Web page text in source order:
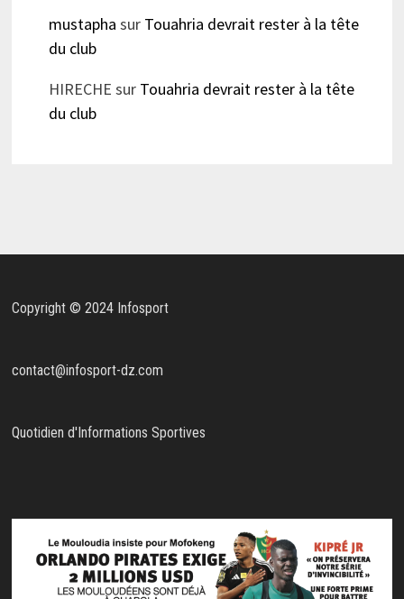
mustapha sur Touahria devrait rester à la tête
du club
HIRECHE sur Touahria devrait rester à la tête
du club
Copyright © 2024 Infosport
contact@infosport-dz.com
Quotidien d'Informations Sportives